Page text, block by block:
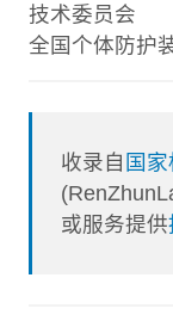
技术委员会
全国个体防护
收录自 国
或服务提供